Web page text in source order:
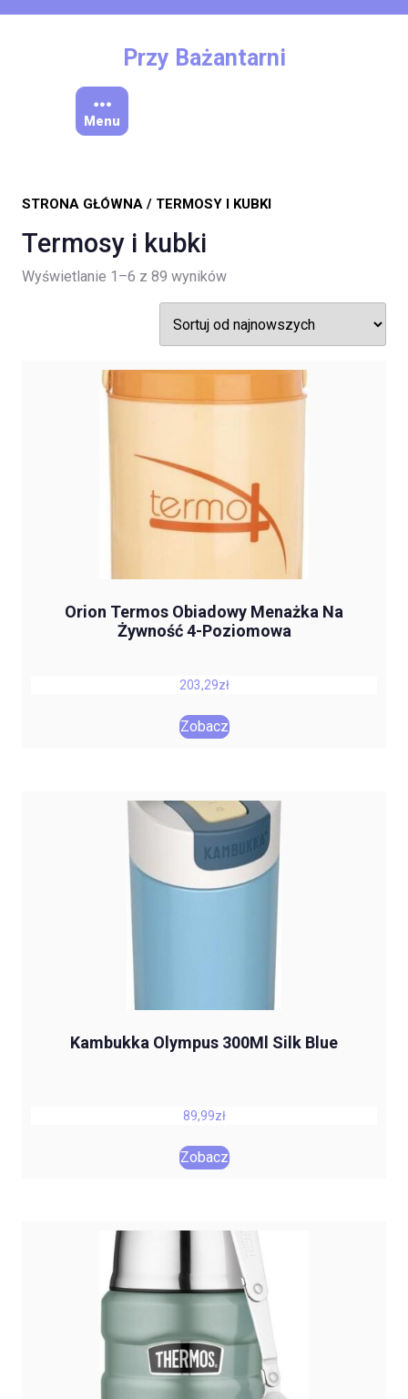
Przy Bażantarni
Menu
STRONA GŁÓWNA / TERMOSY I KUBKI
Termosy i kubki
Wyświetlanie 1–6 z 89 wynikówPosortowane
najnowszych
Orion Termos Obiadowy Menażka Na
Żywność 4-Poziomowa
203,29zł
Zobacz
Kambukka Olympus 300Ml Silk Blue
89,99zł
Zobacz